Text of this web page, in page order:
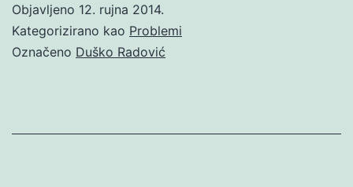
Objavljeno 12. rujna 2014.
Kategorizirano kao Problemi
Označeno Duško Radović